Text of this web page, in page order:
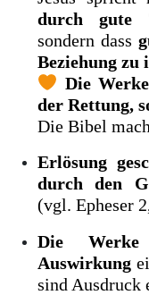
durch gute
sondern dass
Beziehung zu
Die
der Rettung,
Die Bibel
Erlösung
durch den
(vgl. Epheser
Die
Auswirkung
sind Ausdruck